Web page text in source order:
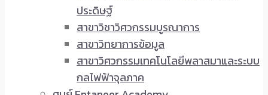
ประดิษฐ์
สาขาวิชาวิศวกรรมบูรณาการ
สาขาวิทยาการข้อมูล
สาขาวิศวกรรมเทคโนโลยีพลาสมาและระบบ
กลไฟฟ้าจุลภาค